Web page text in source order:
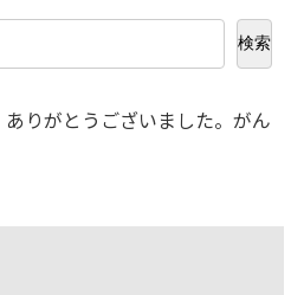
検索
りがとうございました。がん